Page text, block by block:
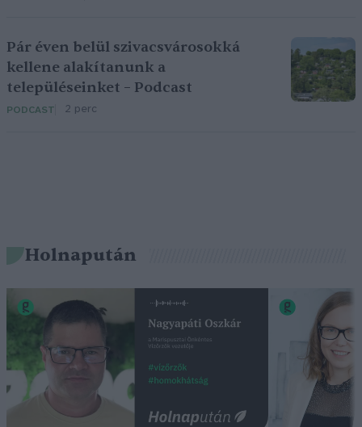
Pár éven belül szivacsvárosokká
kellene alakítanunk a
településeinket – Podcast
PODCAST 2 perc
Holnapután